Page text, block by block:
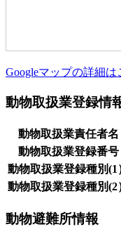
Googleマップの詳細は
動物取扱業登録情
動物取扱業責任者名
動物取扱業登録番号
動物取扱業登録種別(1
動物取扱業登録種別(2
動物避難所情報